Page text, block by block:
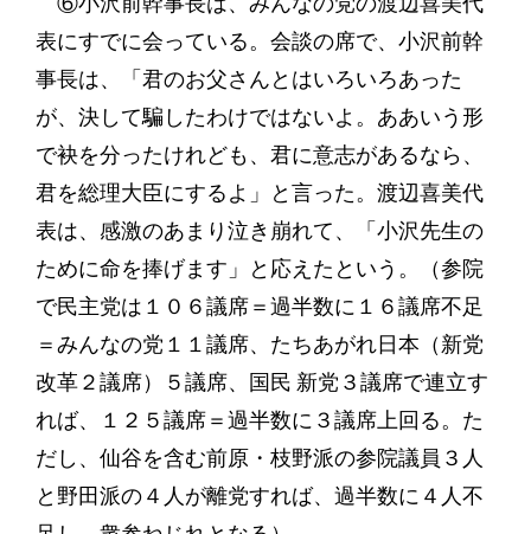
表にすでに会っている。会談の席で、小沢前幹
事長は、「君のお父さんとはいろいろあった
が、決して騙したわけではないよ。ああいう形
で袂を分ったけれども、君に意志があるなら、
君を総理大臣にするよ」と言った。渡辺喜美代
表は、感激のあまり泣き崩れて、「小沢先生の
ために命を捧げます」と応えたという。（参院
で民主党は１０６議席＝過半数に１６議席不足
＝みんなの党１１議席、たちあがれ日本（新党
改革２議席）５議席、国民 新党３議席で連立す
れば、１２５議席＝過半数に３議席上回る。た
だし、仙谷を含む前原・枝野派の参院議員３人
と野田派の４人が離党すれば、過半数に４人不